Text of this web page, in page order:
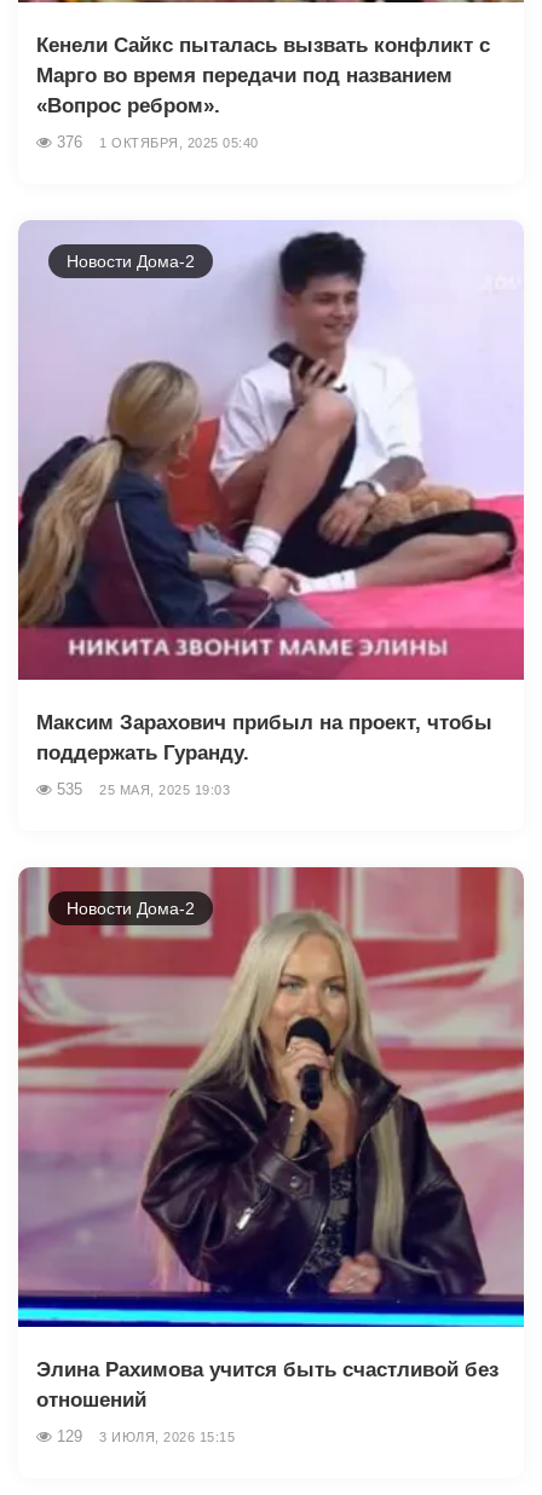
Кенели Сайкс пыталась вызвать конфликт с
Марго во время передачи под названием
«Вопрос ребром».
376 1 ОКТЯБРЯ, 2025 05:40
Новости Дома-2
Максим Зарахович прибыл на проект, чтобы
поддержать Гуранду.
535 25 МАЯ, 2025 19:03
Новости Дома-2
Элина Рахимова учится быть счастливой без
отношений
129 3 ИЮЛЯ, 2026 15:15